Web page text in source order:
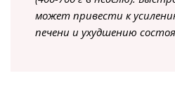
может привести к
печени и ухудшению